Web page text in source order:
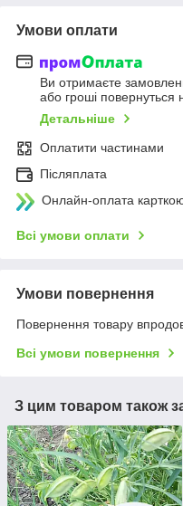
Умови оплати
Ви отримаєте
або гроші повернуться
Детальніше
Оплатити частинами
Післяплата
Онлайн-оплата
Всі умови оплати
Умови повернення
Повернення товару
Всі умови повернення
З цим товаром також